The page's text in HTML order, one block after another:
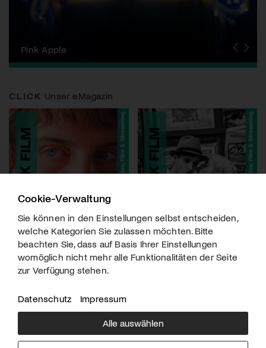
Zurich Film Festival
Pink Apple
Locarno Film Festival
Human Rights Film Festival Zurich
Yesh! Neues aus der jüdischen Filmwelt
Neuchâtel International Fantastic Film Festival
Visions du Réel
Berlinale
Solothurner Filmtage
Geneva International Film Festival
CLICK Unser eMagazin
Über uns
Downloads
Impressum
Cookie-Verwaltung
Sie können in den Einstellungen selbst entscheiden,
welche Kategorien Sie zulassen möchten. Bitte
beachten Sie, dass auf Basis Ihrer Einstellungen
womöglich nicht mehr alle Funktionalitäten der Seite
zur Verfügung stehen.
Datenschutz Impressum
Alle auswählen